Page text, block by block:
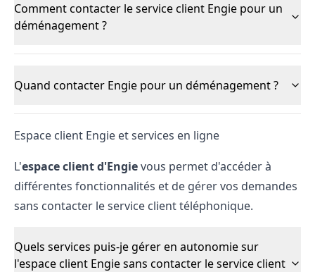
Comment contacter le service client Engie pour un
déménagement ?
Quand contacter Engie pour un déménagement ?
Espace client Engie et services en ligne
L'espace client d'Engievous permet d'accéder à
différentes fonctionnalités et de gérer vos demandes
sans contacter le service client téléphonique.
Quels services puis-je gérer en autonomie sur
l'espace client Engie sans contacter le service client